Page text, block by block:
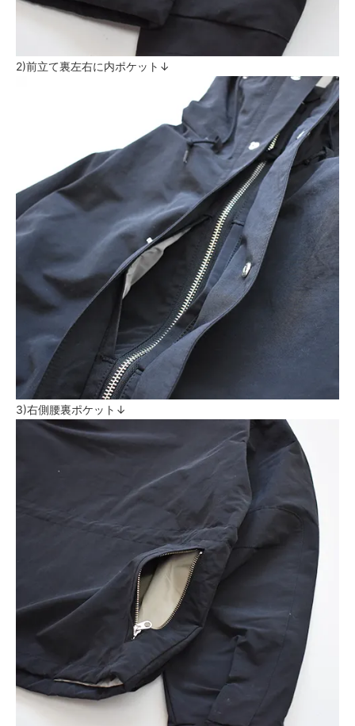
2)前立て裏左右に内ポケット↓
3)右側腰裏ポケット↓